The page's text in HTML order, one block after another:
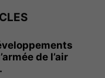
de l’air